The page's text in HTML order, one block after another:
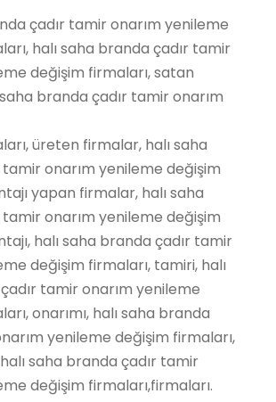
çadır tamir onarım yenileme
halı saha branda çadır tamir
değişim firmaları, satan
branda çadır tamir onarım
üreten firmalar, halı saha
onarım yenileme değişim
yapan firmalar, halı saha
onarım yenileme değişim
halı saha branda çadır tamir
değişim firmaları, tamiri, halı
tamir onarım yenileme
onarımı, halı saha branda
yenileme değişim firmaları,
saha branda çadır tamir
değişim firmaları,firmaları.